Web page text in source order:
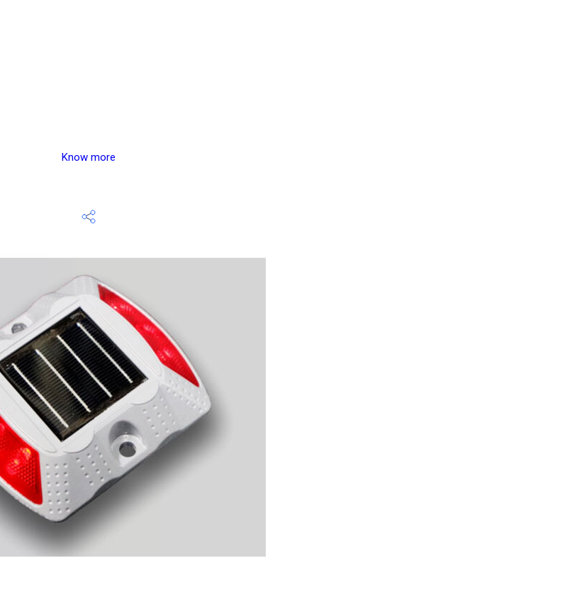
Know more